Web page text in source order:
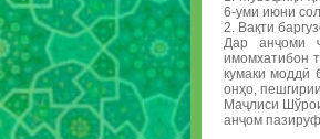
6-уми июни
2. Вақти
Дар анҷоми
имомхатибон
кумаки моддӣ
онҳо,
Маҷлиси
анҷом